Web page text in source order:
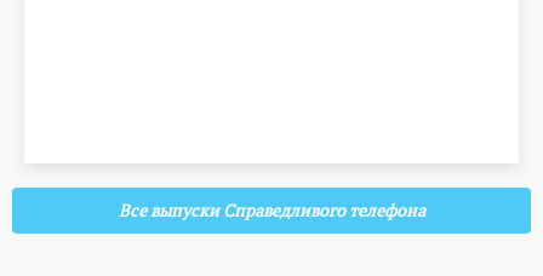
Все выпуски Справедливого телефона